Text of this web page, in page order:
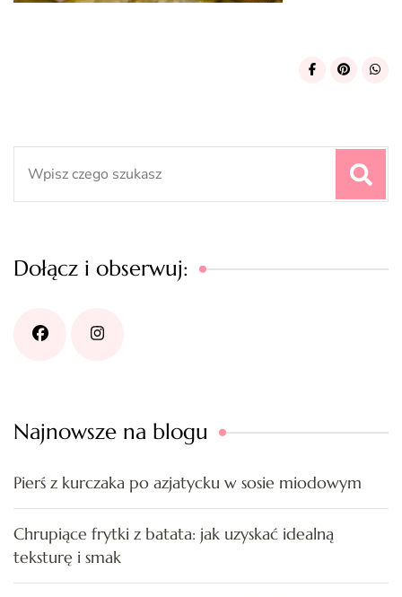
Dołącz i obserwuj:
Najnowsze na blogu
Pierś z kurczaka po azjatycku w sosie miodowym
Chrupiące frytki z batata: jak uzyskać idealną
teksturę i smak